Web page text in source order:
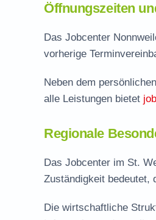
Öffnungszeiten
Das Jobcenter
vorherige
Neben dem
alle Leistungen bietet
Regionale
Das Jobcenter im St.
Zuständigkeit bedeutet,
Die wirtschaftliche